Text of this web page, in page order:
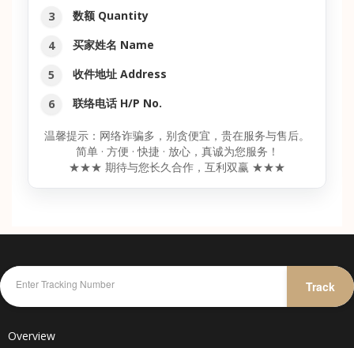
数额 Quantity
买家姓名 Name
收件地址 Address
联络电话 H/P No.
温馨提示：网络诈骗多，别贪便宜，贵在服务与售后。
简单 · 方便 · 快捷 · 放心，真诚为您服务！
★★★ 期待与您长久合作，互利双赢 ★★★
Track
Overview